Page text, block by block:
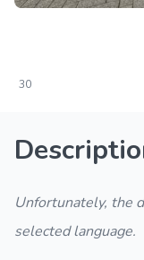
30
Unfortunately, the
selected language.